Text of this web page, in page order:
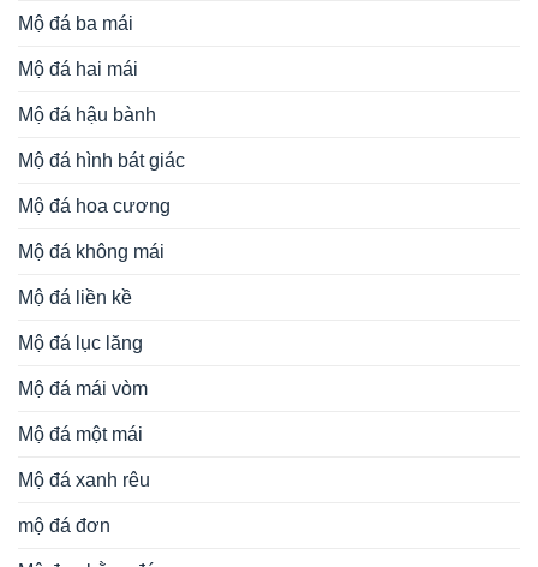
Mộ đá ba mái
Mộ đá hai mái
Mộ đá hậu bành
Mộ đá hình bát giác
Mộ đá hoa cương
Mộ đá không mái
Mộ đá liền kề
Mộ đá lục lăng
Mộ đá mái vòm
Mộ đá một mái
Mộ đá xanh rêu
mộ đá đơn